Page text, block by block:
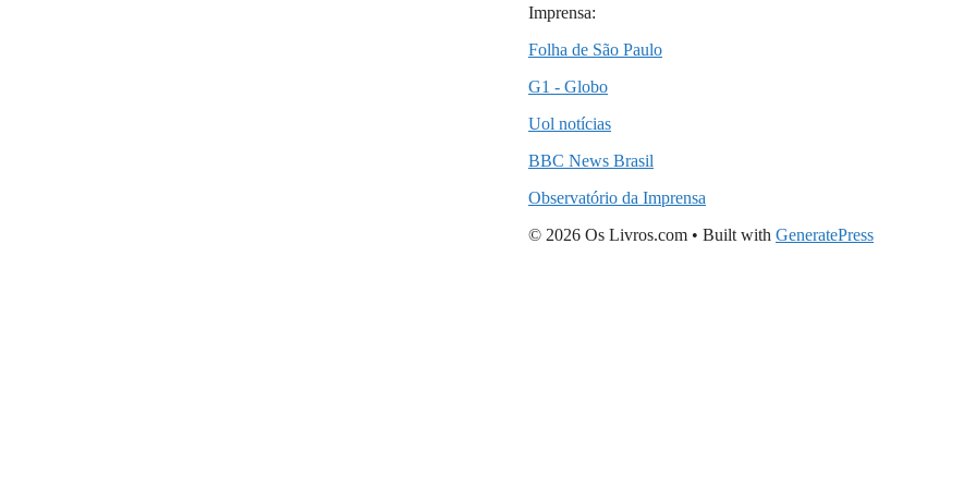
Imprensa:
Folha de São Paulo
G1 - Globo
Uol notícias
BBC News Brasil
Observatório da Imprensa
© 2026 Os Livros.com • Built with GeneratePress